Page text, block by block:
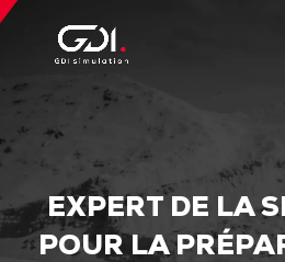
EXPERT DE LA
POUR LA